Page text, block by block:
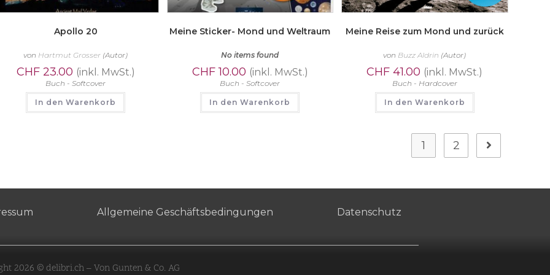
Apollo 20
von Hartmut Grosser (Autor)
CHF23.00 (inkl. MwSt.)
Buch - Softcover
In den Warenkorb
Meine Sticker- Mond und Weltraum
No items found
CHF10.00 (inkl. MwSt.)
Buch - Softcover
In den Warenkorb
Meine Reise zum Mond und zurück
von Buzz Aldrin (Autor)
CHF 41.00 (inkl. MwSt.)
Buch - Hardcover
In den Warenkorb
1 2
Allgemeine Geschäftsbedingungen Datenschutz
2026 © delibri.ch – Von Gunten & Co. AG